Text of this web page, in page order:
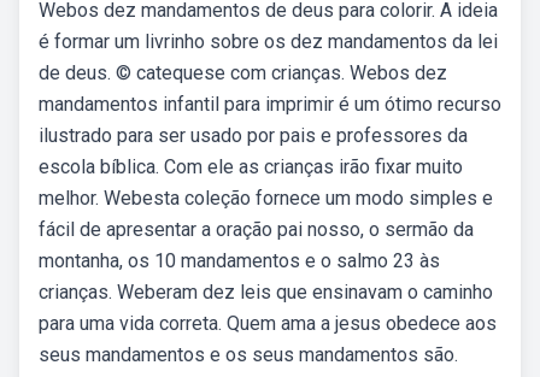
Webos dez mandamentos de deus para colorir. A ideia
é formar um livrinho sobre os dez mandamentos da lei
de deus. © catequese com crianças. Webos dez
mandamentos infantil para imprimir é um ótimo recurso
ilustrado para ser usado por pais e professores da
escola bíblica. Com ele as crianças irão fixar muito
melhor. Webesta coleção fornece um modo simples e
fácil de apresentar a oração pai nosso, o sermão da
montanha, os 10 mandamentos e o salmo 23 às
crianças. Weberam dez leis que ensinavam o caminho
para uma vida correta. Quem ama a jesus obedece aos
seus mandamentos e os seus mandamentos são.